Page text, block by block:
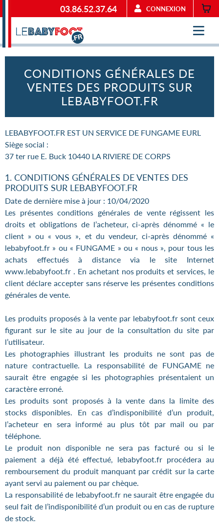
03.86.52.37.64 CONNEXION
CONDITIONS GÉNÉRALES DE
VENTES DES PRODUITS SUR
LEBABYFOOT.FR
LEBABYFOOT.FR EST UN SERVICE DE FUNGAME EURL
Siège social :
37 ter rue E. Buck 10440 LA RIVIERE DE CORPS
1. CONDITIONS GÉNÉRALES DE VENTES DES
PRODUITS SUR LEBABYFOOT.FR
Date de dernière mise à jour : 10/04/2020
Les présentes conditions générales de vente régissent les
droits et obligations de l’acheteur, ci-après dénommé « le
client » ou « vous », et du vendeur, ci-après dénommé «
lebabyfoot.fr » ou « FUNGAME » ou « nous », pour tous les
achats effectués à distance via le site Internet
www.lebabyfoot.fr . En achetant nos produits et services, le
client déclare accepter sans réserve les présentes conditions
générales de vente.
Les produits proposés à la vente par lebabyfoot.fr sont ceux
figurant sur le site au jour de la consultation du site par
l’utilisateur.
Les photographies illustrant les produits ne sont pas de
nature contractuelle. La responsabilité de FUNGAME ne
saurait être engagée si les photographies présentaient un
caractère erroné.
Les produits sont proposés à la vente dans la limite des
stocks disponibles. En cas d’indisponibilité d’un produit,
l’acheteur en sera informé au plus tôt par mail ou par
téléphone.
Le produit non disponible ne sera pas facturé ou si le
paiement a déjà été effectué, lebabyfoot.fr procédera au
remboursement du produit manquant par crédit sur la carte
ayant servi au paiement ou par chèque.
La responsabilité de lebabyfoot.fr ne saurait être engagée du
seul fait de l’indisponibilité d’un produit ou en cas de rupture
de stock.